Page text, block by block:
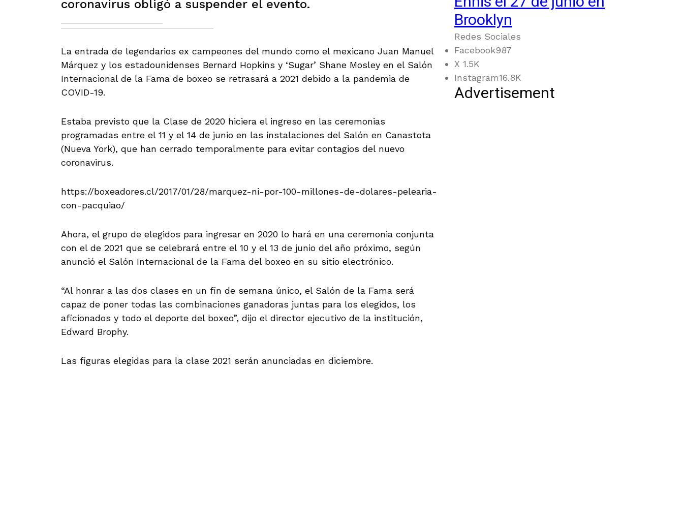
coronavirus obligó a suspender el evento.
La entrada de legendarios ex campeones del mundo como el mexicano Juan Manuel
Márquez y los estadounidenses Bernard Hopkins y ‘Sugar’ Shane Mosley en el Salón
Internacional de la Fama de boxeo se retrasará a 2021 debido a la pandemia de
COVID-19.
Estaba previsto que la Clase de 2020 hiciera el ingreso en las ceremonias
programadas entre el 11 y el 14 de junio en las instalaciones del Salón en Canastota
(Nueva York), que han cerrado temporalmente para evitar contagios del nuevo
coronavirus.
https://boxeadores.cl/2017/01/28/marquez-ni-por-100-millones-de-dolares-pelearia-
con-pacquiao/
Ahora, el grupo de elegidos para ingresar en 2020 lo hará en una ceremonia conjunta
con el de 2021 que se celebrará entre el 10 y el 13 de junio del año próximo, según
anunció el Salón Internacional de la Fama del boxeo en su sitio electrónico.
“Al honrar a las dos clases en un fin de semana único, el Salón de la Fama será
capaz de poner todas las combinaciones ganadoras juntas para los elegidos, los
aficionados y todo el deporte del boxeo”, dijo el director ejecutivo de la institución,
Edward Brophy.
Las figuras elegidas para la clase 2021 serán anunciadas en diciembre.
Brooklyn
Redes Sociales
Facebook987
X 1.5K
Instagram16.8K
Advertisement